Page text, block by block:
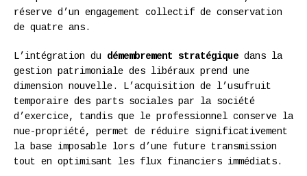
réserve d’un engagement collectif de conservation
de quatre ans.
L’intégration du démembrement stratégique dans la
gestion patrimoniale des libéraux prend une
dimension nouvelle. L’acquisition de l’usufruit
temporaire des parts sociales par la société
d’exercice, tandis que le professionnel conserve la
nue-propriété, permet de réduire significativement
la base imposable lors d’une future transmission
tout en optimisant les flux financiers immédiats.